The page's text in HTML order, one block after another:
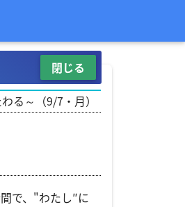
閉じる
る～（9/7・月）
で、"わたし″に